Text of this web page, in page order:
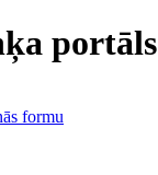
portāls
formu